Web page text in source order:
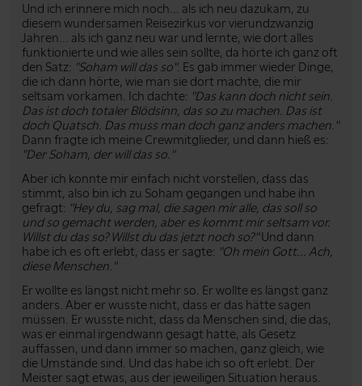
Und ich erinnere mich noch... als ich neu dazukam, zu
diesem wundersamen Reisezirkus vor vierundzwanzig
Jahren... als ich ganz neu war und lernte, wie dort alles
funktionierte und wie alles sein sollte, da hörte ich ganz oft
den Satz: "Soham will das so". Es gab immer wieder Dinge,
die ich dann hörte, wie man sie dort machte, die mir
seltsam vorkamen. Ich dachte: "Das kann doch nicht sein.
Das ist doch totaler Blödsinn, das so zu machen. Das ist
doch Quatsch. Das muss man doch ganz anders machen."
Dann fragte ich meine Crewmitglieder, und dann hieß es:
"Der Soham, der will das so."
Aber ich konnte mir einfach nicht vorstellen, dass das
stimmt, also bin ich zu Soham gegangen und habe ihn
gefragt: "Hey du, sag mal, die sagen mir alle, das soll so
und so gemacht werden, aber es kommt mir seltsam vor.
Willst du das so? Willst du das jetzt noch so?"Und dann
habe ich es oft erlebt, dass er sagte: "Oh mein Gott... Ach,
diese Menschen."
Er wollte es längst nicht mehr so. Er wollte es längst ganz
anders. Aber er wusste nicht, dass er das hätte sagen
müssen. Er wusste nicht, dass da Menschen sind, die das,
was er einmal irgendwann gesagt hatte, als Gesetz
auffassen, und dann immer so machen, ganz gleich, wie
die Umstände sind. Und das habe ich so oft erlebt. Der
Meister sagt etwas, aus der jeweiligen Situation heraus.